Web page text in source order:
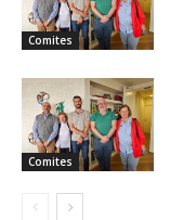
Comites
Comites